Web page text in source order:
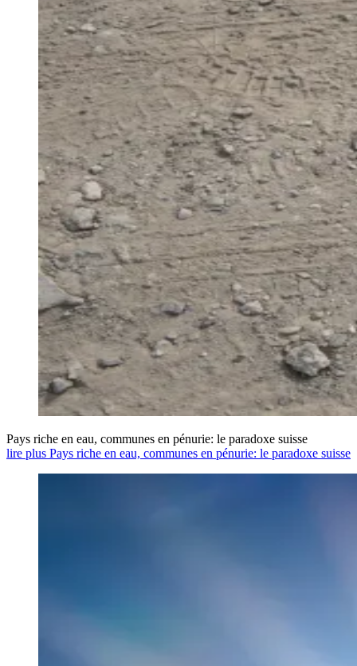
Pays riche en eau, communes en pénurie: le paradoxe suisse
lire plus Pays riche en eau, communes en pénurie: le paradoxe suisse